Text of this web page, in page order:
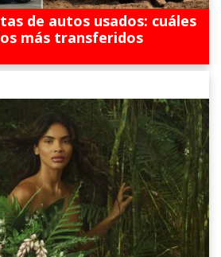
de autos usados: cuáles
más transferidos